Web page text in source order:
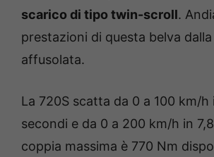
scarico di tipo twin-scroll.
prestazioni di questa belva dalla
affusolata.
La 720S scatta da 0 a 100 km/h
secondi e da 0 a 200 km/h in
coppia massima è 770 Nm